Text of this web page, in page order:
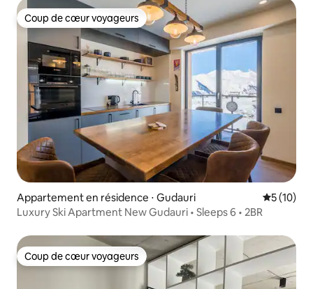
Coup de cœur voyageurs
Coup de cœur voyageurs
Appartement en résidence ⋅ Gudauri
5 (10)
Luxury Ski Apartment New Gudauri • Sleeps 6 • 2BR
Coup de cœur voyageurs
Coup de cœur voyageurs